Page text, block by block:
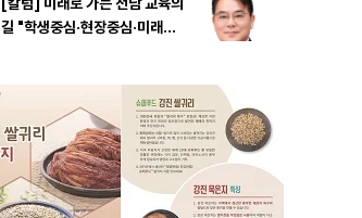
길 "학생중심·현장중심·미래중